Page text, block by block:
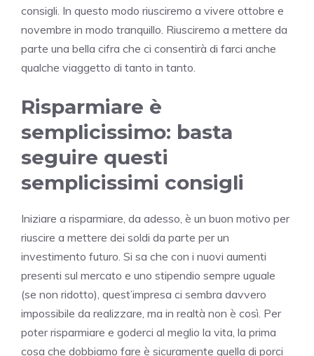
consigli. In questo modo riusciremo a vivere ottobre e
novembre in modo tranquillo. Riusciremo a mettere da
parte una bella cifra che ci consentirà di farci anche
qualche viaggetto di tanto in tanto.
Risparmiare è
semplicissimo: basta
seguire questi
semplicissimi consigli
Iniziare a risparmiare, da adesso, è un buon motivo per
riuscire a mettere dei soldi da parte per un
investimento futuro. Si sa che con i nuovi aumenti
presenti sul mercato e uno stipendio sempre uguale
(se non ridotto), quest’impresa ci sembra davvero
impossibile da realizzare, ma in realtà non è così. Per
poter risparmiare e goderci al meglio la vita, la prima
cosa che dobbiamo fare è sicuramente quella di porci